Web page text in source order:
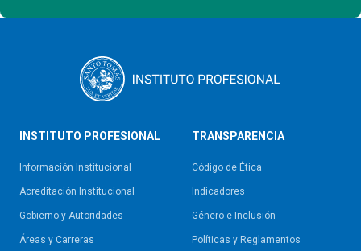
INSTITUTO PROFESIONAL
Información Institucional
Acreditación Institucional
Gobierno y Autoridades​
Áreas y Carreras
TRANSPARENCIA
Código de Ética
Indicadores
Género e Inclusión
Políticas y Reglamentos​